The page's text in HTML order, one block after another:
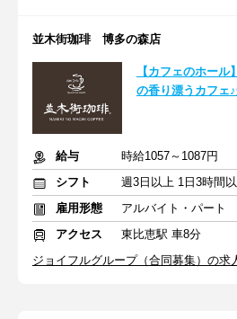
並木街珈琲 博多の森店
【カフェのホー
の香り漂うカフェ
給与
時給1057～1087円
シフト
週3日以上 1日3時間
雇用形態
アルバイト・パート
アクセス
東比恵駅 車8分
ジョイフルグループ（合同募集）の求